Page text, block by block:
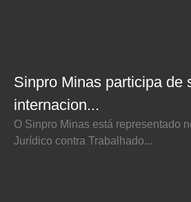
Sinpro Minas participa de
internacion...
O Sinpro Minas está representado
Jurídico contra Trabalhado...